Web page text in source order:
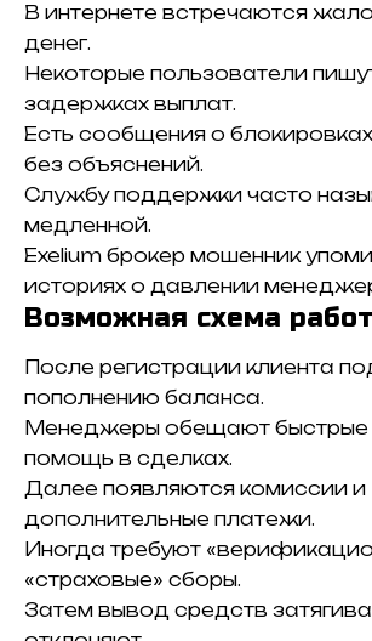
В интернете встречаются
денег.
Некоторые пользователи
задержках выплат.
Есть сообщения о
без объяснений.
Службу поддержки часто
медленной.
Exelium брокер мошенник
историях о давлении
Возможная схема
После регистрации клиента
пополнению баланса.
Менеджеры обещают быстрые
помощь в сделках.
Далее появляются комиссии и
дополнительные платежи.
Иногда требуют
«страховые» сборы.
Затем вывод средств